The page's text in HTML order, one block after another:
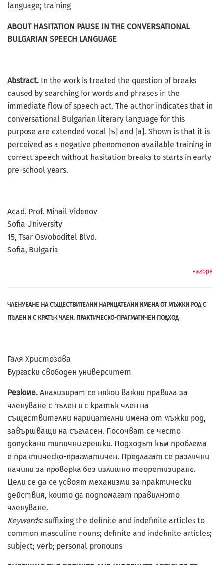
language; training
ABOUT HASITATION PAUSE IN THE CONVERSATIONAL
BULGARIAN SPEECH LANGUAGE
Abstract. In the work is treated the question of breaks
caused by searching for words and phrases in the
immediate flow of speech act. The author indicates that in
conversational Bulgarian literary language for this
purpose are extended vocal [ъ] and [a]. Shown is that it is
perceived as a negative phenomenon available training in
correct speech without hasitation breaks to starts in early
pre-school years.
Acad. Prof. Mihail Videnov
Soﬁa University
15, Tsar Osvoboditel Blvd.
Soﬁa, Bulgaria
нагоре
ЧЛЕНУВАНЕ НА СЪЩЕСТВИТЕЛНИ НАРИЦАТЕЛНИ ИМЕНА ОТ МЪЖКИ РОД С
ПЪЛЕН И С КРАТЪК ЧЛЕН. ПРАКТИЧЕСКО-ПРАГМАТИЧЕН ПОДХОД
Галя Христозова
Бургаски свободен университет
Резюме. Анализират се някои важни правила за
членуване с пълен и с кратък член на
съществителни нарицателни имена от мъжки род,
завършващи на съгласен. Посочват се често
допускани типични грешки. Подходът към проблема
е практическо-прагматичен. Предлагат се различни
начини за проверка без излишно теоретизиране.
Цели се да се усвоят механизми за практически
действия, които да подпомагат правилното
членуване.
Keywords:suffixing the deﬁnite and indeﬁnite articles to
common masculine nouns; deﬁnite and indeﬁnite articles;
subject; verb; personal pronouns